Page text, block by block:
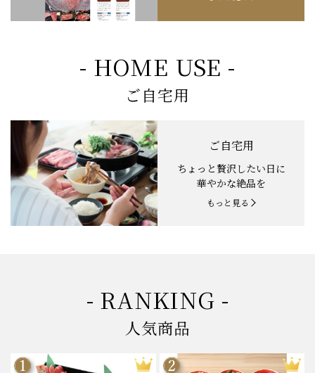
- HOME USE -
ご自宅用
ご自宅用
ちょっと贅沢したい日に
華やかな絶品を
もっと見る
- RANKING -
人気商品